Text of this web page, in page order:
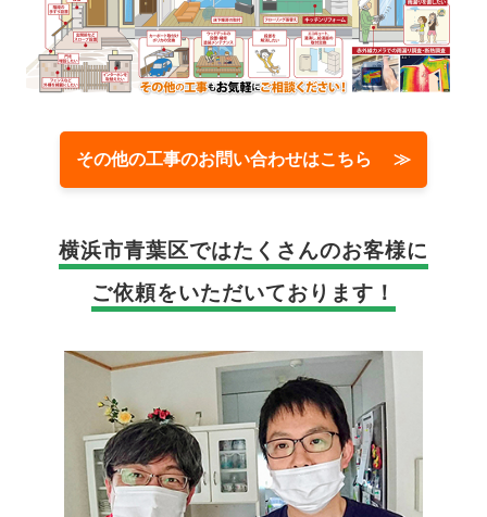
その他の工事のお問い合わせはこちら ≫
横浜市青葉区ではたくさんのお客様に
ご依頼をいただいております！